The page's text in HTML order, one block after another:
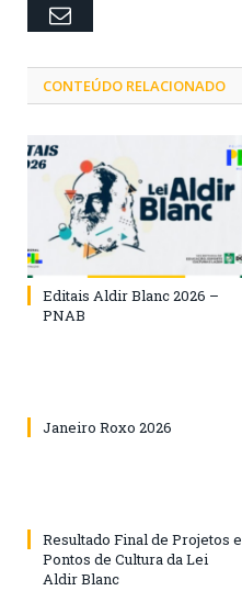
Email
CONTEÚDO RELACIONADO
Editais Aldir Blanc 2026 –
PNAB
Janeiro Roxo 2026
Resultado Final de Projetos e
Pontos de Cultura da Lei
Aldir Blanc